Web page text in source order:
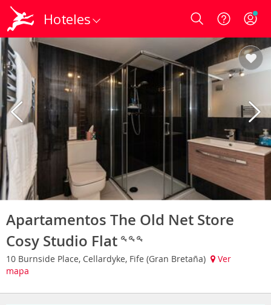
Hoteles Login
Apartamentos The Old Net Store
Cosy Studio Flat
10 Burnside Place, Cellardyke, Fife (Gran Bretaña)
Ver
mapa